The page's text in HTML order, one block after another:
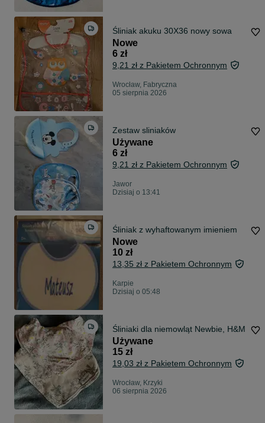
Śliniak akuku 30X36 nowy sowa
Nowe
6 zł
9,21 zł z Pakietem Ochronnym
Wrocław, Fabryczna
05 sierpnia 2026
Zestaw sliniaków
Używane
6 zł
9,21 zł z Pakietem Ochronnym
Jawor
Dzisiaj o 13:41
Śliniak z wyhaftowanym imieniem
Nowe
10 zł
13,35 zł z Pakietem Ochronnym
Karpie
Dzisiaj o 05:48
Śliniaki dla niemowląt Newbie, H&M
Używane
15 zł
19,03 zł z Pakietem Ochronnym
Wrocław, Krzyki
06 sierpnia 2026